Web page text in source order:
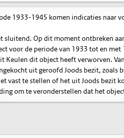
1933-1945 komen indicaties naar
sluitend. Op dit moment ontbreken
voor de periode van 1933 tot en
Keulen dit object heeft verworven.
uit geroofd Joods bezit,
vast te stellen of het uit Joods bezit
om te veronderstellen dat het